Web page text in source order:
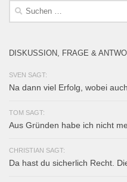
Suchen
DISKUSSION, FRAGE &
SVEN SAGT:
Na dann viel Erfolg, wobei
TOM SAGT:
Aus Gründen habe ich nicht
CHRISTIAN SAGT:
Da hast du sicherlich Recht.